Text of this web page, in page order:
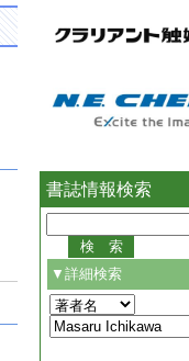
書誌情報検索
▼詳細検索